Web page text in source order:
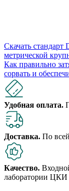
Скачать стандарт
метрической
Как правильно
сорвать и
Удобная оплата.
Доставка. По
Качество.
лаборатории ЦКИ